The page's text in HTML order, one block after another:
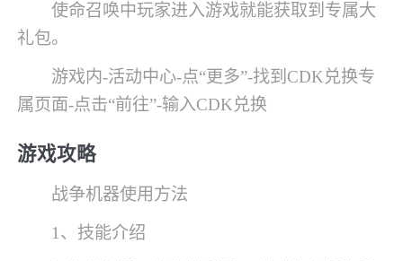
使命召唤中玩家进入游戏就能获取到专属大
礼包。
游戏内-活动中心-点“更多”-找到CDK兑换专
属页面-点击“前往”-输入CDK兑换
游戏攻略
战争机器使用方法
1、技能介绍